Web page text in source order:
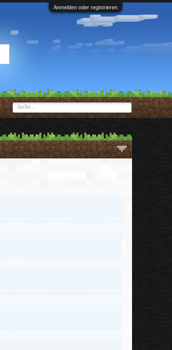
Anmelden oder registrieren